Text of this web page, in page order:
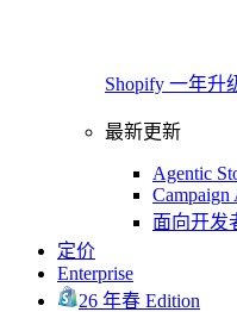
Shopify 一年升
最新更新
Agentic
Campaign
面向开发
定价
Enterprise
26 年春 Edition